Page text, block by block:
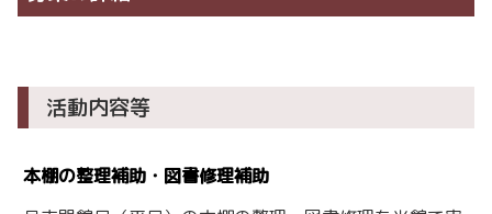
活動内容等
本棚の整理補助・図書修理補助